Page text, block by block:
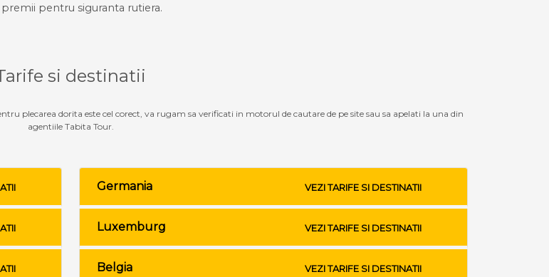
pentru siguranta rutiera.
si destinatii
plecarea dorita este cel corect, va rugam sa verificati in motorul de cautare de pe site sau sa apelati la una din
agentiile Tabita Tour.
Germania VEZI TARIFE SI DESTINATII
Luxemburg VEZI TARIFE SI DESTINATII
Belgia VEZI TARIFE SI DESTINATII